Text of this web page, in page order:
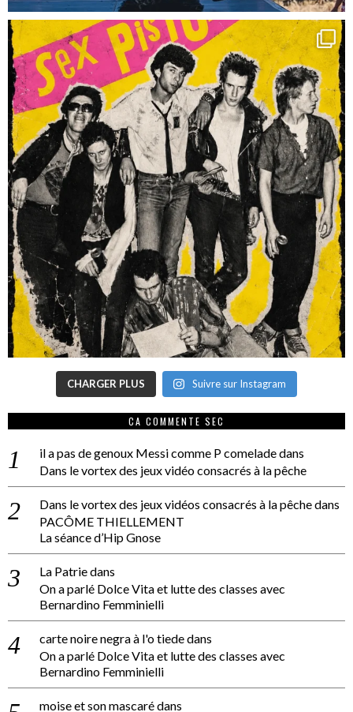
CHARGER PLUS Suivre sur Instagram
CA COMMENTE SEC
il a pas de genoux Messi comme P comeladedans
Dans le vortex des jeux vidéo consacrés à la pêche
Dans le vortex des jeux vidéos consacrés à la pêchedans
PACÔME THIELLEMENT
La séance d’Hip Gnose
La Patriedans
On a parlé Dolce Vita et lutte des classes avec
Bernardino Femminielli
carte noire negra à l'o tiededans
On a parlé Dolce Vita et lutte des classes avec
Bernardino Femminielli
moise et son mascarédans